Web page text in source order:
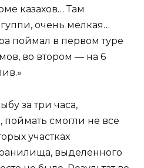
казахов… Там
очень мелкая…
поймал в первом туре
во втором — на 6
за три часа,
смогли не все
участках
выделенного